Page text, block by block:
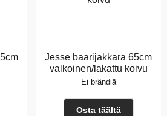
Jesse baarijakkara 65cm
valkoinen/lakattu koivu
Ei brändiä
Osta täältä